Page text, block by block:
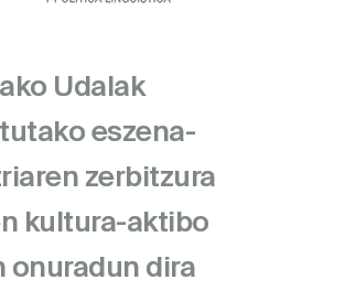
Udalak
eszena-
zerbitzura
kultura-aktibo
onuradun dira